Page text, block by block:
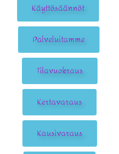
Käyttösäännöt
Palveluitamme
Tilavuokraus
Kertavaraus
Kausivaraus